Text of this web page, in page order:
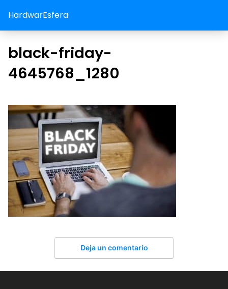
HardwarEsfera
black-friday-
4645768_1280
Deja un comentario